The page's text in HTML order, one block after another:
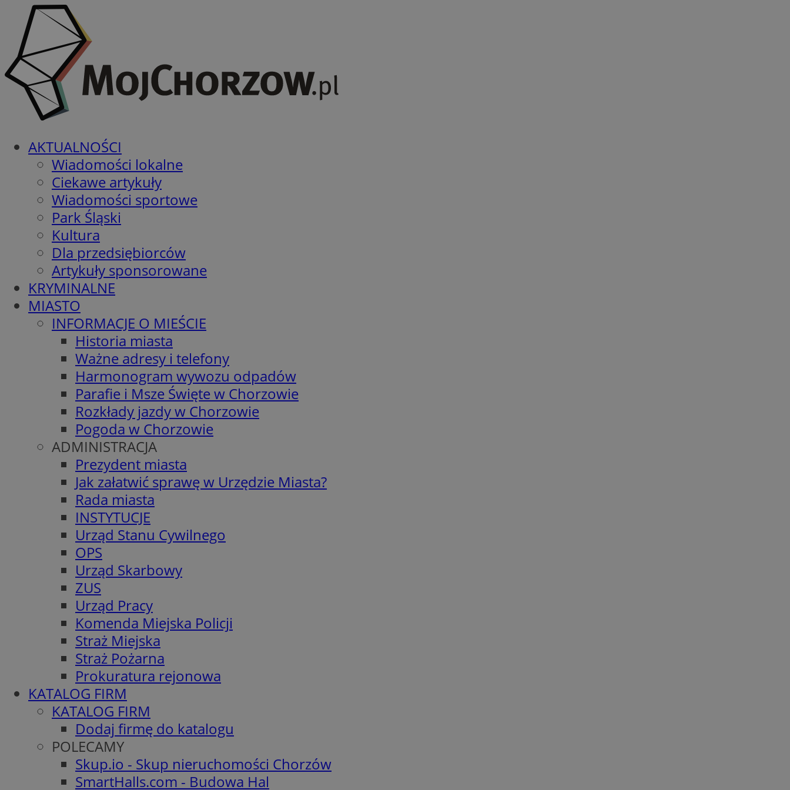
AKTUALNOŚCI
Wiadomości lokalne
Ciekawe artykuły
Wiadomości sportowe
Park Śląski
Kultura
Dla przedsiębiorców
Artykuły sponsorowane
KRYMINALNE
MIASTO
INFORMACJE O MIEŚCIE
Historia miasta
Ważne adresy i telefony
Harmonogram wywozu odpadów
Parafie i Msze Święte w Chorzowie
Rozkłady jazdy w Chorzowie
Pogoda w Chorzowie
ADMINISTRACJA
Prezydent miasta
Jak załatwić sprawę w Urzędzie Miasta?
Rada miasta
INSTYTUCJE
Urząd Stanu Cywilnego
OPS
Urząd Skarbowy
ZUS
Urząd Pracy
Komenda Miejska Policji
Straż Miejska
Straż Pożarna
Prokuratura rejonowa
KATALOG FIRM
KATALOG FIRM
Dodaj firmę do katalogu
POLECAMY
Skup.io - Skup nieruchomości Chorzów
SmartHalls.com - Budowa Hal